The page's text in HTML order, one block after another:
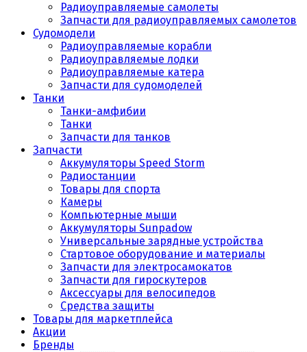
Радиоуправляемые самолеты
Запчасти для радиоуправляемых самолетов
Судомодели
Радиоуправляемые корабли
Радиоуправляемые лодки
Радиоуправляемые катера
Запчасти для судомоделей
Танки
Танки-амфибии
Танки
Запчасти для танков
Запчасти
Аккумуляторы Speed Storm
Радиостанции
Товары для спорта
Камеры
Компьютерные мыши
Аккумуляторы Sunpadow
Универсальные зарядные устройства
Стартовое оборудование и материалы
Запчасти для электросамокатов
Запчасти для гироскутеров
Аксессуары для велосипедов
Средства защиты
Товары для маркетплейса
Акции
Бренды